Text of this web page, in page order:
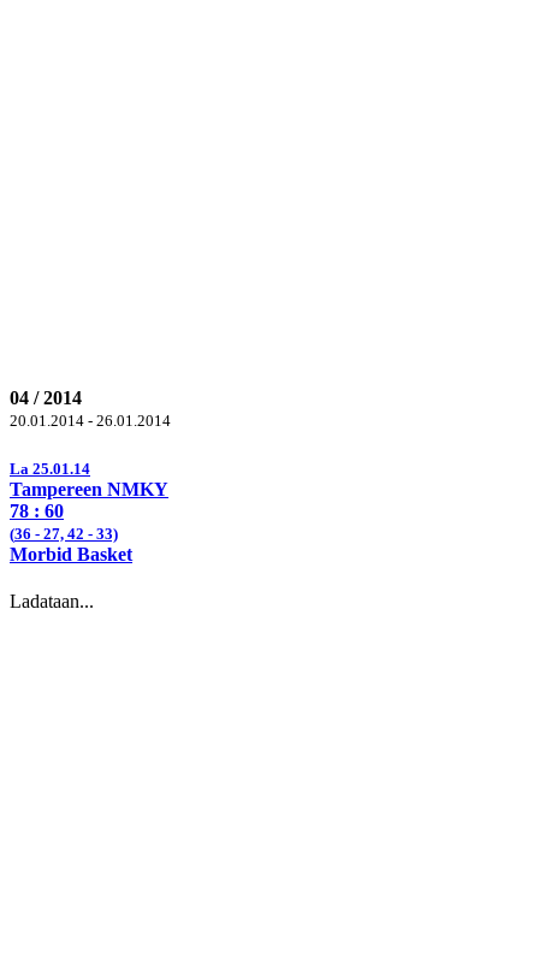
04 / 2014
20.01.2014 - 26.01.2014
La 25.01.14
Tampereen NMKY
78 : 60
(36 - 27, 42 - 33)
Morbid Basket
Ladataan...